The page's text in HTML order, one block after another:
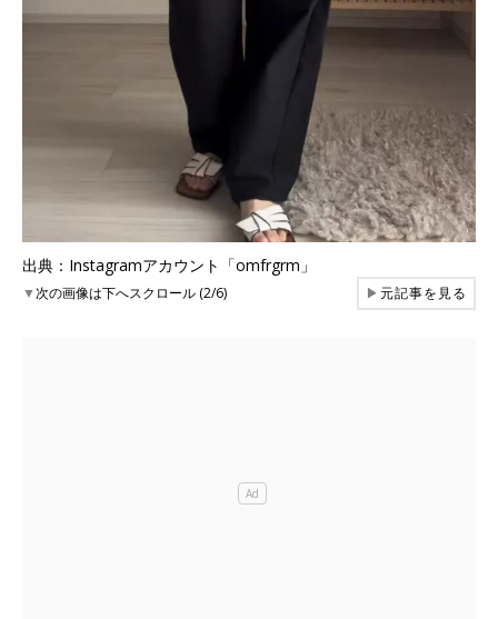
出典：Instagramアカウント「omfrgrm」
▼次の画像は下へスクロール (2/6) ▶元記事を見る